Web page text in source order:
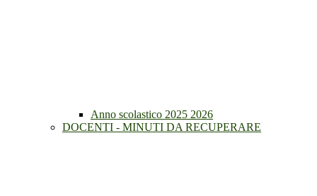
Anno scolastico 2025 2026
DOCENTI - MINUTI DA RECUPERARE